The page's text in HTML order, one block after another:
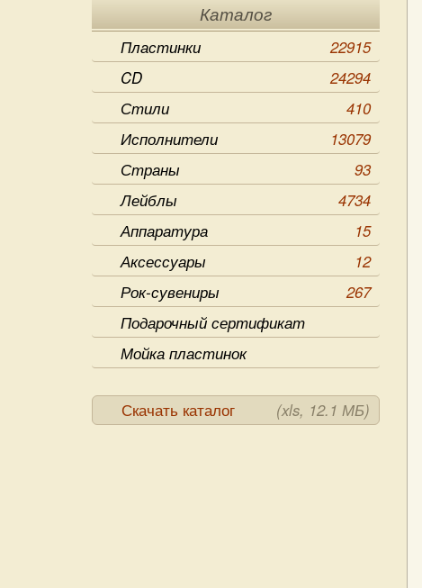
Каталог
Пластинки
22915
CD
24294
Стили
410
Исполнители
13079
Страны
93
Лейблы
4734
Аппаратура
15
Аксессуары
12
Рок-сувениры
267
Подарочный сертификат
Мойка пластинок
Скачать каталог (xls, 12.1 МБ)